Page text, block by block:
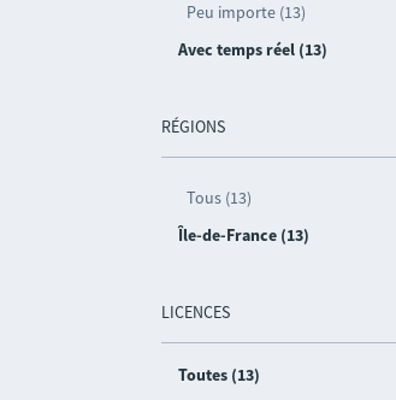
Peu importe (13)
Avec temps réel (13)
RÉGIONS
Tous (13)
Île-de-France (13)
LICENCES
Toutes (13)